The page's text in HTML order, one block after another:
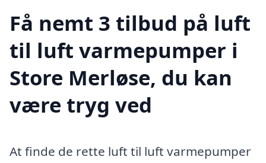
Få nemt 3 tilbud på luft
til luft varmepumper i
Store Merløse, du kan
være tryg ved
At finde de rette luft til luft varmepumper